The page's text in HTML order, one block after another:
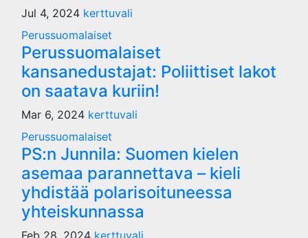
Jul 4, 2024 kerttuvali
Perussuomalaiset
Perussuomalaiset
kansanedustajat: Poliittiset lakot
on saatava kuriin!
Mar 6, 2024 kerttuvali
Perussuomalaiset
PS:n Junnila: Suomen kielen
asemaa parannettava – kieli
yhdistää polarisoituneessa
yhteiskunnassa
Feb 28, 2024 kerttuvali